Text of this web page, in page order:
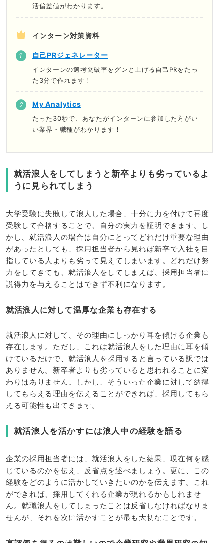
活偏差値がわかります。
インターン対策資料
自己PRジェネレーター
インターンの選考突破率をグンと上げる自己PRをたっ
た3分で作れます！
My Analytics
たった30秒で、あなたがインターンに参加した方がい
い業界・職種がわかります！
就活浪人をしてしまうと新卒よりも劣っているよ
うに見られてしまう
大学受験に失敗して浪人した場合、十分に力を付けて再度
受験して合格することで、自分の実力を証明できます。し
かし、就活浪人の場合は自分にとってどれだけ重要な理由
があったとしても、採用担当者から見れば新卒で入社を目
指している人よりも劣って見えてしまいます。どれだけ努
力をしてきても、就活浪人をしてしまえば、採用担当者に
説得力を与えることはできず不利になります。
就活浪人に対して温厚な企業も存在する
就活浪人に対して、その理由にしっかり耳を傾ける企業も
存在します。ただし、これは就活浪人をした理由に耳を傾
けているだけで、就活浪人を採用すると言っている訳では
ありません。新卒者よりも劣っていると思われることに変
わりはありません。しかし、そういった企業に対して納得
してもらえる理由を伝えることができれば、採用してもら
える可能性も出てきます。
就活浪人を活かすには浪人中の経験を語る
企業の採用担当者には、就活浪人をした結果、現在何を感
じているのかを伝え、反省点を述べましょう。更に、この
経験をどのように活かしていきたいのかを伝えます。これ
ができれば、採用してくれる企業が現れるかもしれませ
ん。就職浪人をしてしまったことは反省しなければなりま
せんが、それを次に活かすことが最も大切なことです。